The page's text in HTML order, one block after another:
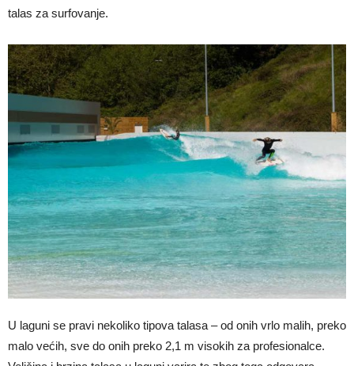
talas za surfovanje.
U laguni se pravi nekoliko tipova talasa – od onih vrlo malih, preko
malo većih, sve do onih preko 2,1 m visokih za profesionalce.